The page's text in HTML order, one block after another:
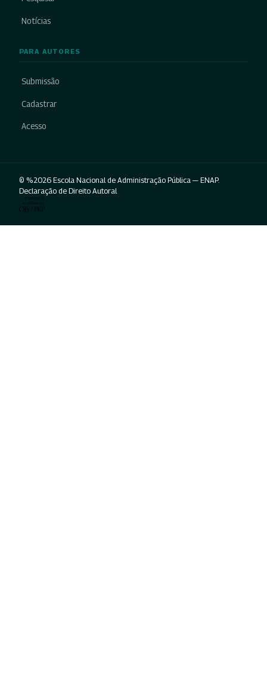
Notícias
PARA AUTORES
Submissão
Cadastrar
Acesso
© %2026 Escola Nacional de Administração Pública — ENAP.
Declaração de Direito Autoral